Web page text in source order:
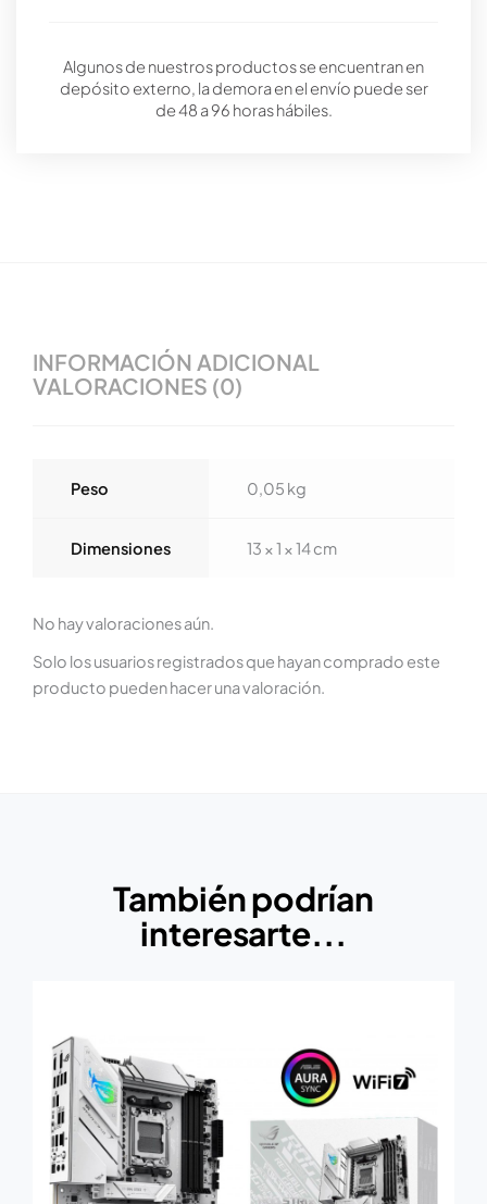
Algunos de nuestros productos se encuentran en
depósito externo, la demora en el envío puede ser
de 48 a 96 horas hábiles.
INFORMACIÓN ADICIONAL
VALORACIONES (0)
Peso 0,05 kg
Dimensiones 13 × 1 × 14 cm
No hay valoraciones aún.
Solo los usuarios registrados que hayan comprado este
producto pueden hacer una valoración.
También podrían
interesarte...